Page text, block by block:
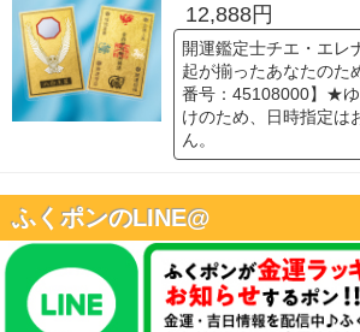
12,888円
開運鑑定士チエ・エレ
起が揃ったあなたのた
番号：45108000】★
けのため、日時指定は
ん。
ふくポンのLINE@